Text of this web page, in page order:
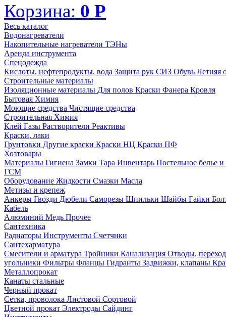
Корзина: 0 Р
Весь каталог
Водонагреватели
Накопительные нагреватели ТЭНы
Аренда инструмента
Спецодежда
Кислоты, нефтепродукты, вода Защита рук СИЗ Обувь Летняя
Строительные материалы
Изоляционные материалы Для полов Краски Фанера Кровля
Бытовая Химия
Моющие средства Чистящие средства
Строительная Химия
Клей Газы Растворители Реактивы
Краски, лаки
Грунтовки Другие краски Краски НЦ Краски ПФ
Хозтовары
Материалы Гигиена Замки Тара Инвентарь Постельное белье
ГСМ
Оборудование Жидкости Смазки Масла
Метизы и крепеж
Анкеры Гвозди Дюбели Саморезы Шпильки Шайбы Гайки
Кабель
Алюминий Медь Прочее
Сантехника
Радиаторы Инструменты Счетчики
Сантехарматура
Смесители и арматура Тройники Канализация Отводы,
угольники Фильтры Фланцы Гидранты Задвижки, клапаны
Металлопрокат
Канаты стальные
Черный прокат
Сетка, проволока Листовой Сортовой
Цветной прокат Электроды Сайдинг